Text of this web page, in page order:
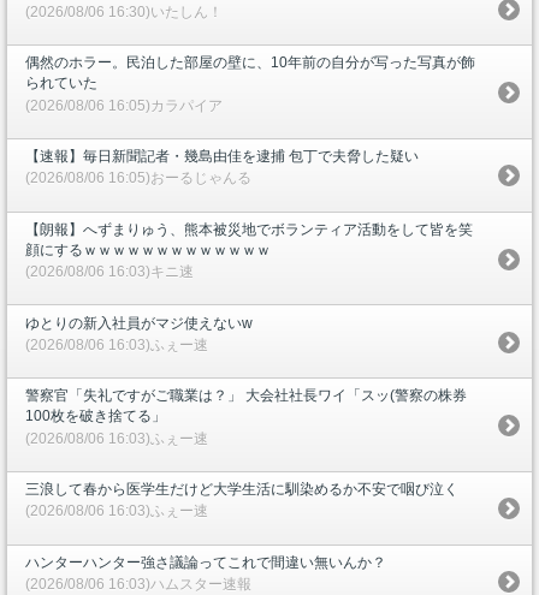
(2026/08/06 16:30)いたしん！
偶然のホラー。民泊した部屋の壁に、10年前の自分が写った写真が飾
られていた
(2026/08/06 16:05)カラパイア
【速報】毎日新聞記者・幾島由佳を逮捕 包丁で夫脅した疑い
(2026/08/06 16:05)おーるじゃんる
【朗報】へずまりゅう、熊本被災地でボランティア活動をして皆を笑
顔にするｗｗｗｗｗｗｗｗｗｗｗｗｗ
(2026/08/06 16:03)キニ速
ゆとりの新入社員がマジ使えないw
(2026/08/06 16:03)ふぇー速
警察官「失礼ですがご職業は？」 大会社社長ワイ「スッ(警察の株券
100枚を破き捨てる」
(2026/08/06 16:03)ふぇー速
三浪して春から医学生だけど大学生活に馴染めるか不安で咽び泣く
(2026/08/06 16:03)ふぇー速
ハンターハンター強さ議論ってこれで間違い無いんか？
(2026/08/06 16:03)ハムスター速報